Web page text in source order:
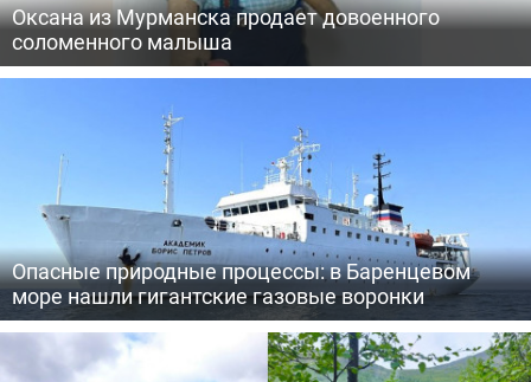
Оксана из Мурманска продает довоенного
соломенного малыша
Опасные природные процессы: в Баренцевом
море нашли гигантские газовые воронки